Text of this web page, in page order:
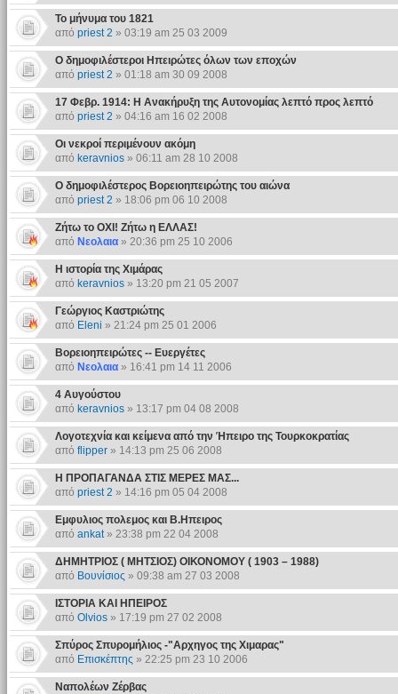
Το μήνυμα του 1821
από priest 2 » 03:19 am 25 03 2009
Ο δημοφιλέστεροι Ηπειρώτες όλων των εποχών
από priest 2 » 01:18 am 30 09 2008
17 Φεβρ. 1914: Η Ανακήρυξη της Αυτονομίας λεπτό προς λεπτό
από priest 2 » 04:16 am 16 02 2008
Οι νεκροί περιμένουν ακόμη
από keravnios» 06:11 am 28 10 2008
O δημοφιλέστερος Βορειοηπειρώτης του αιώνα
από priest 2 » 18:06 pm 06 10 2008
Ζήτω το ΟΧΙ! Ζήτω η ΕΛΛΑΣ!
από Νεολαια» 20:36 pm 25 10 2006
H ιστορία της Χιμάρας
από keravnios» 13:20 pm 21 05 2007
Γεώργιος Καστριώτης
από Eleni » 21:24 pm 25 01 2006
Βορειοηπειρώτες -- Ευεργέτες
από Νεολαια» 16:41 pm 14 11 2006
4 Αυγούστου
από keravnios» 13:17 pm 04 08 2008
Λογοτεχνία και κείμενα από την Ήπειρο της Τουρκοκρατίας
από flipper» 14:13 pm 25 06 2008
Η ΠΡΟΠΑΓΑΝΔΑ ΣΤΙΣ ΜΕΡΕΣ ΜΑΣ...
από priest 2 » 14:16 pm 05 04 2008
Εμφυλιος πολεμος και Β.Ηπειρος
από ankat» 23:38 pm 22 04 2008
ΔΗΜΗΤΡΙΟΣ ( ΜΗΤΣΙΟΣ) ΟΙΚΟΝΟΜΟΥ ( 1903 – 1988)
από Βουνίσιος » 09:38 am 27 03 2008
ΙΣΤΟΡΙΑ ΚΑΙ ΗΠΕΙΡΟΣ
από Olvios» 17:19 pm 27 02 2008
Σπύρος Σπυρομήλιος -"Αρχηγος της Χιμαρας"
από Επισκέπτης » 22:25 pm 23 10 2006
Ναπολέων Ζέρβας